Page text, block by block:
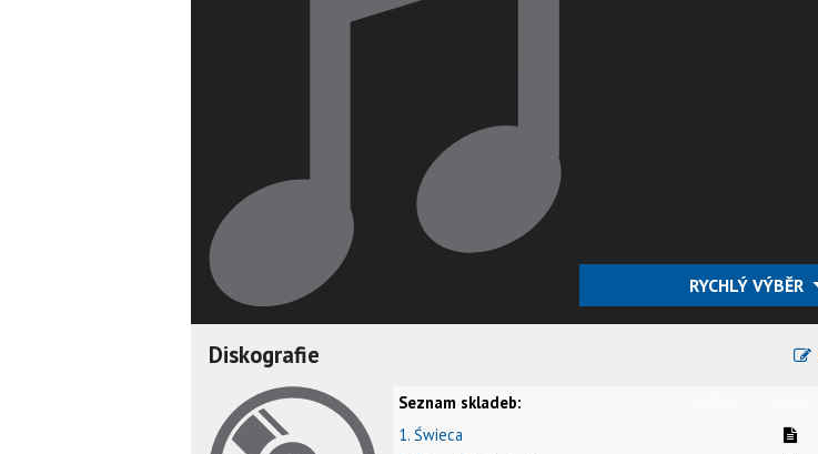
RYCHLÝ VÝBĚR
Diskografie
Seznam skladeb:
1. Świeca